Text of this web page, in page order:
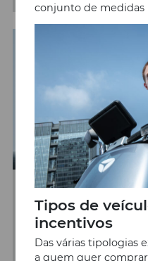
conjunto de medidas
Tipos de
incentivos
Das várias tipologias
a quem quer
19/06/2023
Campanha
“Verão 100